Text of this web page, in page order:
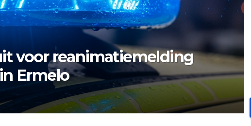
zoekt nazaten van